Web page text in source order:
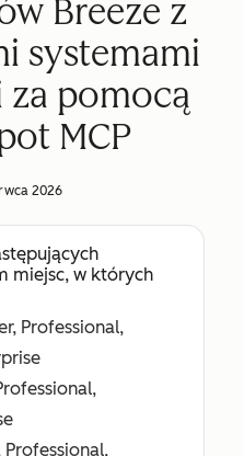
Breeze z
systemami
za pomocą
MCP
2026
miejsc, w których
Professional,
Professional,